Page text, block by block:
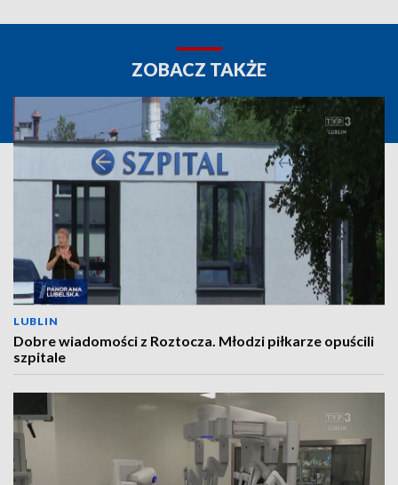
ZOBACZ TAKŻE
LUBLIN
Dobre wiadomości z Roztocza. Młodzi piłkarze opuścili
szpitale